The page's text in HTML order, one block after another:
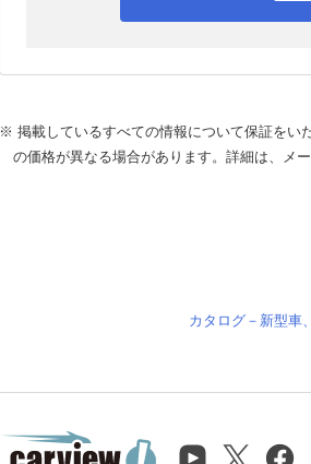
※ 掲載しているすべての情報について保証をい
の価格が異なる場合があります。詳細は、メ
カタログ－新型車